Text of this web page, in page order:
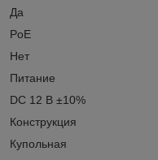
Да
PoE
Нет
Питание
DC 12 В ±10%
Конструкция
Купольная